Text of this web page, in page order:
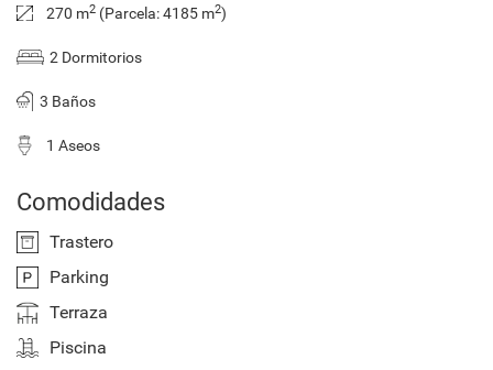
270 m2 (Parcela: 4185 m2)
2 Dormitorios
3 Baños
1 Aseos
Comodidades
Trastero
Parking
Terraza
Piscina